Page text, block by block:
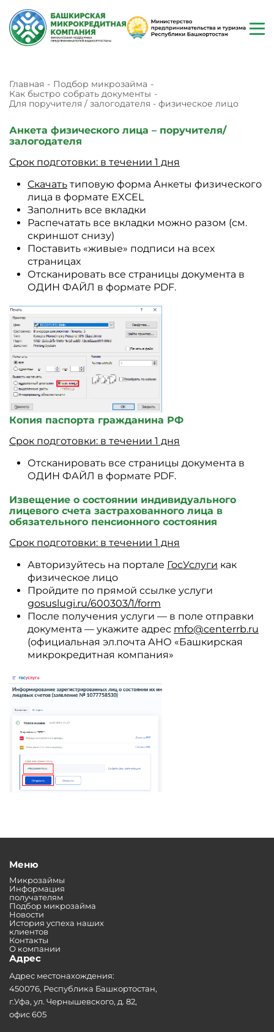
Главная
Подбор микрозайма
Как быстро собрать документы
Для поручителя / залогодателя - физическое лицо
Анкета физического лица – поручителя/
залогодателя
Срок подготовки: в течении 1 дня
Cкачать типовую форма Анкеты физического
лица в формате EXCEL
Заполнить все вкладки
Распечатать все вкладки можно разом (см.
скриншот снизу)
Поставить «живые» подписи на всех
страницах
Отсканировать все страницы документа в
ОДИН ФАЙЛ в формате PDF.
Копия паспорта гражданина РФ
Срок подготовки: в течении 1 дня
Отсканировать все страницы документа в
ОДИН ФАЙЛ в формате PDF.
Извещение о состоянии индивидуального
лицевого счета застрахованного лица в
обязательного пенсионного состояния
Срок подготовки: в течении 1 дня
Авторизуйтесь на портале ГосУслуги как
физическое лицо
Пройдите по прямой ссылке услуги
gosuslugi.ru/600303/1/form
После получения услуги — в поле отправки
документа — укажите адрес mfo@centerrb.ru
(официальная эл.почта АНО «Башкирская
микрокредитная компания»
Меню
Микрозаймы
Информация
получателям
Подбор микрозайма
Новости
История успеха наших
клиентов
Контакты
О компании
Адрес
Адрес местонахождения:
450076, Республика Башкортостан,
г.Уфа, ул. Чернышевского, д. 82,
офис 605